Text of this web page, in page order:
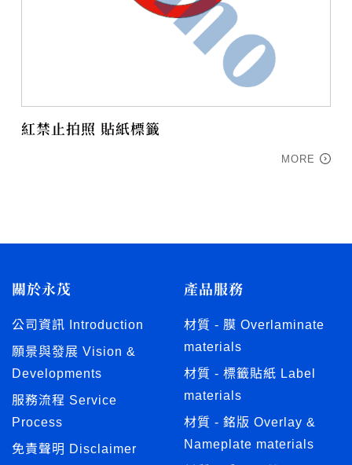
紅禁止拍照 貼紙標籤
MORE
關於永茂
公司資訊 Introduction
願景與發展 Vision &
Developments
服務流程 Service
Process
免責聲明 Disclaimer
產品服務
材質 - 膜 Overlaminate
materials
材質 - 標籤貼紙 Label
materials
材質 - 銘版 Overlay &
Nameplate materials